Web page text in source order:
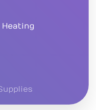
Heating